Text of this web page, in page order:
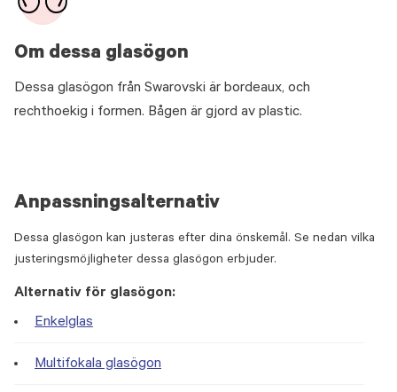
Om dessa glasögon
Dessa glasögon från Swarovski är bordeaux, och
rechthoekig i formen. Bågen är gjord av plastic.
Anpassningsalternativ
Dessa glasögon kan justeras efter dina önskemål. Se nedan vilka
justeringsmöjligheter dessa glasögon erbjuder.
Alternativ för glasögon:
Enkelglas
Multifokala glasögon